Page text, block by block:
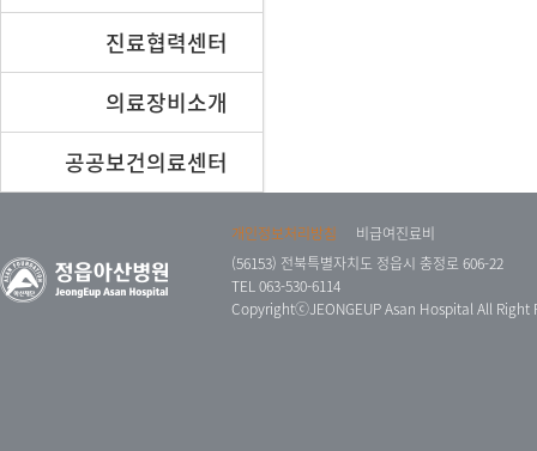
진료협력센터
의료장비소개
공공보건의료센터
개인정보처리방침
비급여진료비
(56153) 전북특별자치도 정읍시 충정로 606-22
TEL 063-530-6114
CopyrightⓒJEONGEUP Asan Hospital All Right